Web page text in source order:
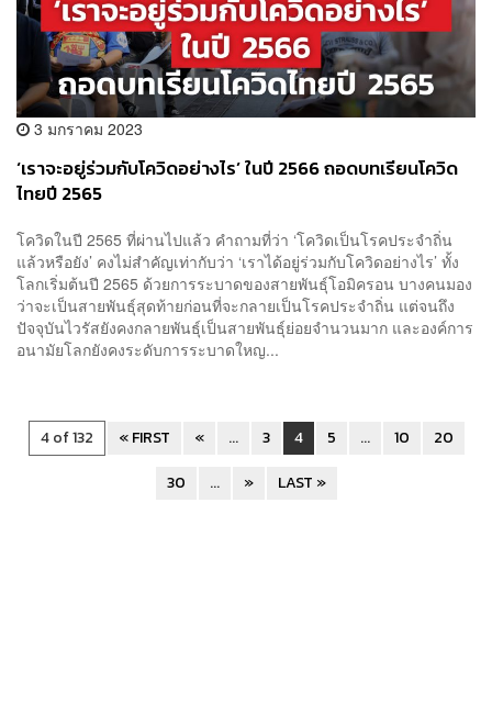
3 มกราคม 2023
‘เราจะอยู่ร่วมกับโควิดอย่างไร’ ในปี 2566 ถอดบทเรียนโควิด
ไทยปี 2565
โควิดในปี 2565 ที่ผ่านไปแล้ว คำถามที่ว่า ‘โควิดเป็นโรคประจำถิ่น
แล้วหรือยัง’ คงไม่สำคัญเท่ากับว่า ‘เราได้อยู่ร่วมกับโควิดอย่างไร’ ทั้ง
โลกเริ่มต้นปี 2565 ด้วยการระบาดของสายพันธุ์โอมิครอน บางคนมอง
ว่าจะเป็นสายพันธุ์สุดท้ายก่อนที่จะกลายเป็นโรคประจำถิ่น แต่จนถึง
ปัจจุบันไวรัสยังคงกลายพันธุ์เป็นสายพันธุ์ย่อยจำนวนมาก และองค์การ
อนามัยโลกยังคงระดับการระบาดใหญ...
4 of 132 « FIRST « ... 3 4 5 ... 10
20
30
... » LAST »